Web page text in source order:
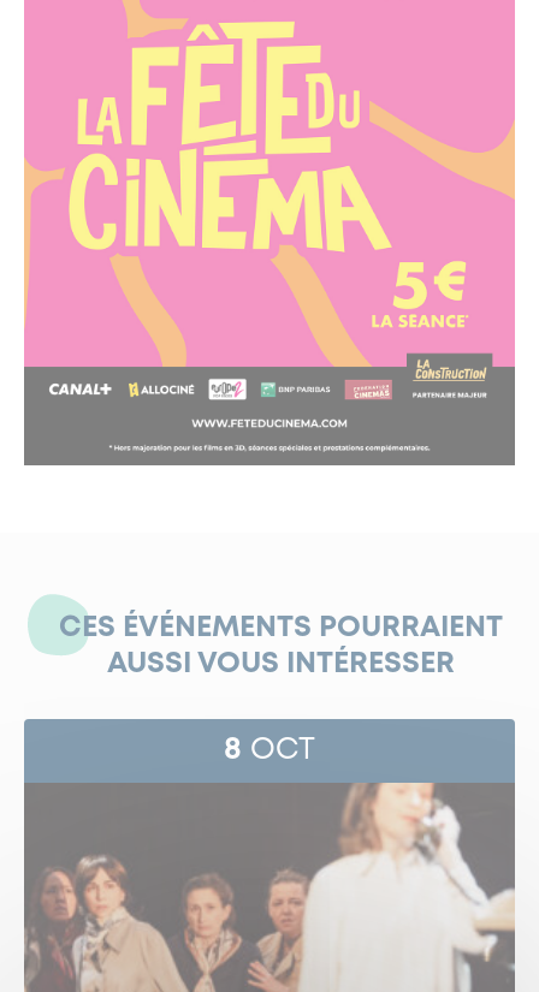
CES ÉVÉNEMENTS POURRAIENT
AUSSI VOUS INTÉRESSER
8 OCT